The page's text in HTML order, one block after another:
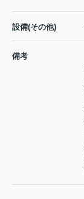
設備(その他)
備考